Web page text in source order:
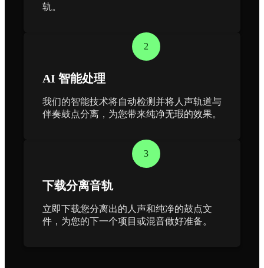
轨。
2
AI 智能处理
我们的智能技术将自动检测并将人声轨道与
伴奏鼓点分离，为您带来纯净无瑕的效果。
3
下载分离音轨
立即下载您分离出的人声和纯净的鼓点文
件，为您的下一个项目或混音做好准备。